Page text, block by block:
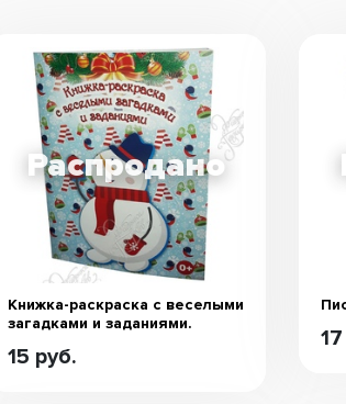
Книжка-раскраска с веселыми
загадками и заданиями.
15 руб.